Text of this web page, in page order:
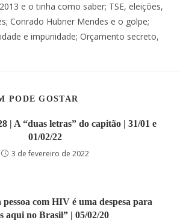
e o tinha como saber; TSE, eleições,
Conrado Hubner Mendes e o golpe;
e impunidade; Orçamento secreto,
PODE GOSTAR
| A “duas letras” do capitão | 31/01 e
01/02/22
3 de fevereiro de 2022
com HIV é uma despesa para
aqui no Brasil” | 05/02/20